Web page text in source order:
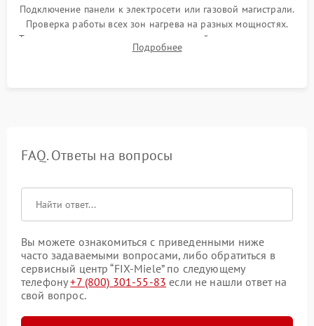
Подключение панели к электросети или газовой магистрали.
Проверка работы всех зон нагрева на разных мощностях.
Тестирование сенсорного управления, таймера, индикаторов
остаточного тепла и систем защиты от перегрева.
Подробнее
FAQ. Ответы на вопросы
Вы можете ознакомиться с приведенными ниже
часто задаваемыми вопросами, либо обратиться в
сервисный центр “FIX-Miele” по следующему
телефону+7 (800) 301-55-83 если не нашли ответ на
свой вопрос.